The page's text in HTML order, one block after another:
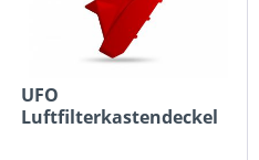
UFO
Luftfilterkastendeckel